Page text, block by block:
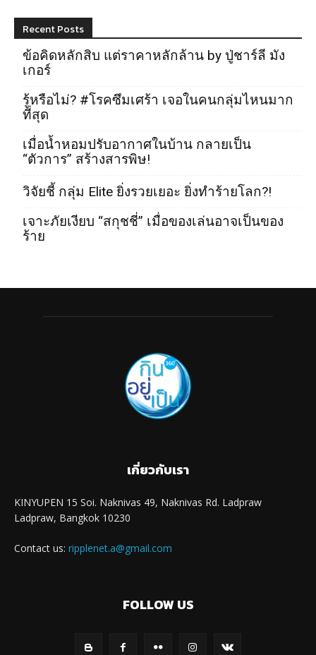
Recent Posts
ข้อคิดหลักสิบ แต่ราคาหลักล้าน by ปู่ชาร์ลี มัง
เกอร์
รู้หรือไม่? #โรคซึมเศร้า เจอในคนกลุ่มไหนมาก
ที่สุด
เมื่อน้ำหอมปรับอากาศในบ้าน กลายเป็น
“ตัวการ” สร้างสารพิษ!
วิจัยชี้ กลุ่ม Elite ยิ่งรวยเยอะ ยิ่งทำร้ายโลก?!
เจาะภัยเงียบ “สกุชชี่” เมื่อของเล่นอาจเป็นของ
ร้าย
เกี่ยวกับเรา
KINYUPEN 15 Soi. Naknivas 49, Naknivas Rd. Ladpraw
Ladpraw, Bangkok 10230
Contact us: ripplenet.a@gmail.com
FOLLOW US